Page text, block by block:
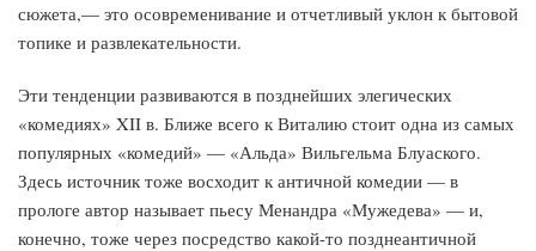
сюжета,— это осовременивание и отчетливый уклон к бытовой
топике и развлекательности.
Эти тенденции развиваются в позднейших элегических
«комедиях» XII в. Ближе всего к Виталию стоит одна из самых
популярных «комедий» — «Альда» Вильгельма Блуаского.
Здесь источник тоже восходит к античной комедии — в
прологе автор называет пьесу Менандра «Мужедева» — и,
конечно, тоже через посредство какой-то позднеантичной